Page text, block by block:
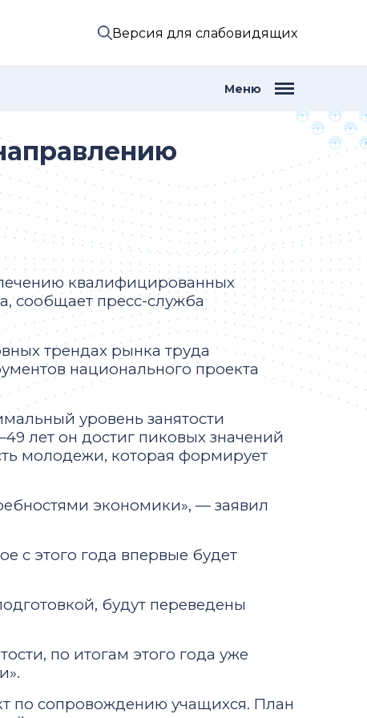
Версия для слабовидящих
Меню
квалифицированных
сообщает пресс-служба
трендах рынка труда
национального проекта
уровень занятости
лет он достиг пиковых значений
молодежи, которая формирует
экономики», — заявил
с этого года впервые будет
будут переведены
по итогам этого года уже
по сопровождению учащихся. План